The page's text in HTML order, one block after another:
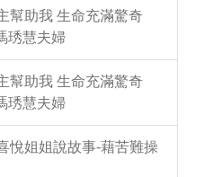
幫助我 生命充滿驚奇
琇慧夫婦
幫助我 生命充滿驚奇
琇慧夫婦
悅姐姐說故事-藉苦難操